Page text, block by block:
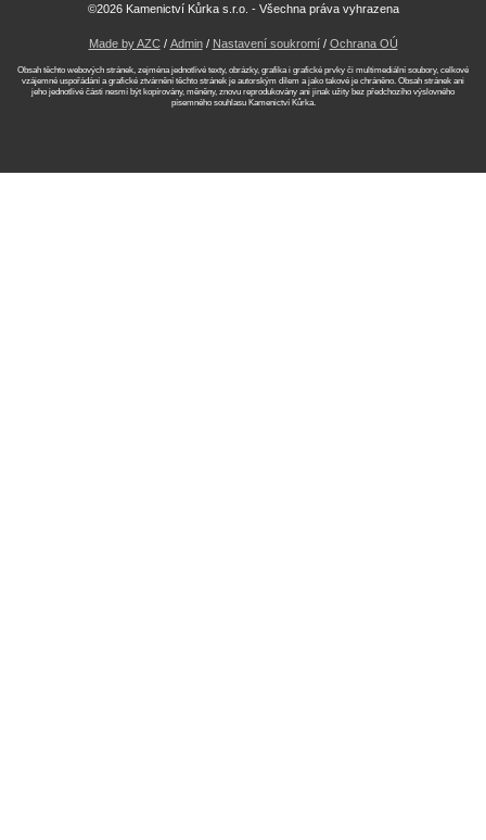
©2026 Kamenictví Kůrka s.r.o. - Všechna práva vyhrazena
Made by AZC/ Admin/ Nastavení soukromí/ Ochrana OÚ
Obsah těchto webových stránek, zejména jednotlivé texty, obrázky, grafika i grafické prvky či multimediální soubory, celkové
vzájemné uspořádání a grafické ztvárnění těchto stránek je autorským dílem a jako takové je chráněno. Obsah stránek ani
jeho jednotlivé části nesmí být kopírovány, měněny, znovu reprodukovány ani jinak užity bez předchozího výslovného
písemného souhlasu Kamenictví Kůrka.